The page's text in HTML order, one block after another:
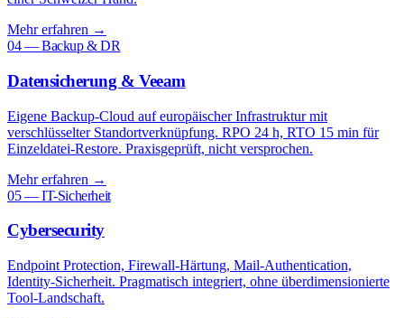
Mehr erfahren →
04 — Backup & DR
Datensicherung & Veeam
Eigene Backup-Cloud auf europäischer Infrastruktur mit
verschlüsselter Standortverknüpfung. RPO 24 h, RTO 15 min für
Einzeldatei-Restore. Praxisgeprüft, nicht versprochen.
Mehr erfahren →
05 — IT-Sicherheit
Cybersecurity
Endpoint Protection, Firewall-Härtung, Mail-Authentication,
Identity-Sicherheit. Pragmatisch integriert, ohne überdimensionierte
Tool-Landschaft.